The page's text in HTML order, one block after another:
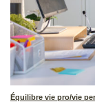
Équilibre vie pro/vie